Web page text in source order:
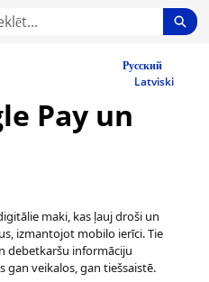
Русский
Latviski
Pay un
maki, kas ļauj droši un
izmantojot mobilo ierīci. Tie
debetkaršu informāciju
veikalos, gan tiešsaistē.